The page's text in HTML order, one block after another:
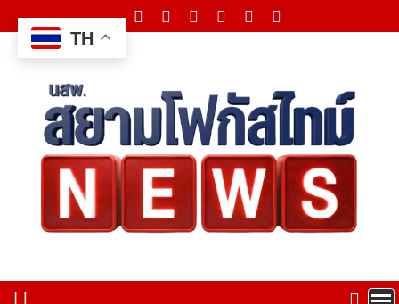
to
content
TH